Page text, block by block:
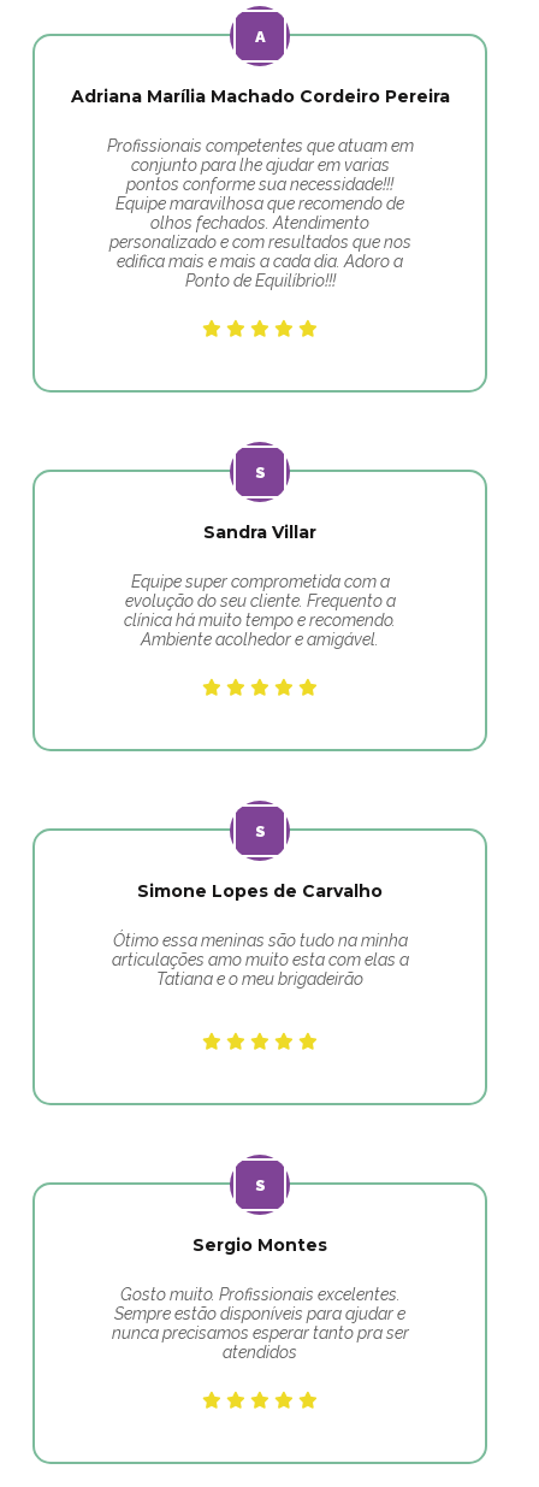
Adriana Marília Machado Cordeiro Pereira
Profissionais competentes que atuam em
conjunto para lhe ajudar em varias
pontos conforme sua necessidade!!!
Equipe maravilhosa que recomendo de
olhos fechados. Atendimento
personalizado e com resultados que nos
edifica mais e mais a cada dia. Adoro a
Ponto de Equilíbrio!!!
Sandra Villar
Equipe super comprometida com a
evolução do seu cliente. Frequento a
clínica há muito tempo e recomendo.
Ambiente acolhedor e amigável.
Simone Lopes de Carvalho
Ótimo essa meninas são tudo na minha
articulações amo muito esta com elas a
Tatiana e o meu brigadeirão
Sergio Montes
Gosto muito. Profissionais excelentes.
Sempre estão disponíveis para ajudar e
nunca precisamos esperar tanto pra ser
atendidos